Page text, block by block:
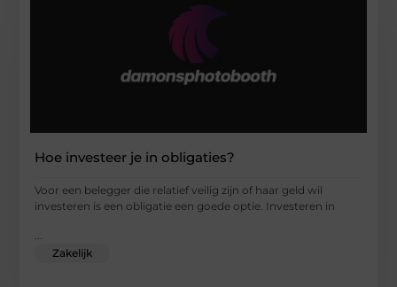
Hoe investeer je in obligaties?
Voor een belegger die relatief veilig zijn of haar geld wil
investeren is een obligatie een goede optie. Investeren in
Zakelijk